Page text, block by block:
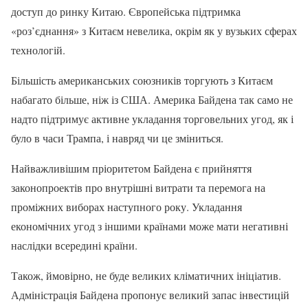
доступ до ринку Китаю. Європейська підтримка
«роз’єднання» з Китаєм невелика, окрім як у вузьких сферах
технологій.
Більшість американських союзників торгують з Китаєм
набагато більше, ніж із США. Америка Байдена так само не
надто підтримує активне укладання торговельних угод, як і
було в часи Трампа, і навряд чи це зміниться.
Найважливішим пріоритетом Байдена є прийняття
законопроектів про внутрішні витрати та перемога на
проміжних виборах наступного року. Укладання
економічних угод з іншими країнами може мати негативні
наслідки всередині країни.
Також, ймовірно, не буде великих кліматичних ініціатив.
Адміністрація Байдена пропонує великий запас інвестицій